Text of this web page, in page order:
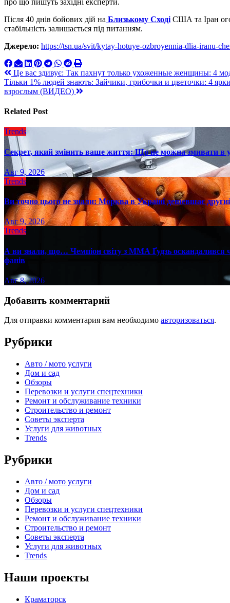
Після 40 днів бойових дій на Близькому Сході США та Іран
стабільність залишається під питанням.
Джерело: https://tsn.ua/svit/kytay-hotuye-ozbroyennia-dlia-iranu-
Навигация
по
Це вас здивує: Так пахнут только ухоженные женщины: 4
Тільки 1% людей знають: Зайчики, грибочки и цветочки: 4
взрослым (ВИДЕО)
Related Post
Trends
Секрет, який змінить ваше життя: Що не можна змивати в
Авг 9, 2026
Trends
Ви точно цього не знали: Морква в Україні дешевшає
Авг 9, 2026
Trends
А ви знали, що… Чемпіон світу з ММА Ґудзь оскандалився
фанів
Авг 8, 2026
Добавить комментарий
Для отправки комментария вам необходимо авторизоваться.
Рубрики
Авто / мото услуги
Дом и сад
Обзоры
Перевозки и услуги спецтехники
Ремонт и обслуживание техники
Строительство и ремонт
Советы эксперта
Услуги для животных
Trends
Рубрики
Авто / мото услуги
Дом и сад
Обзоры
Перевозки и услуги спецтехники
Ремонт и обслуживание техники
Строительство и ремонт
Советы эксперта
Услуги для животных
Trends
Наши проекты
Краматорск